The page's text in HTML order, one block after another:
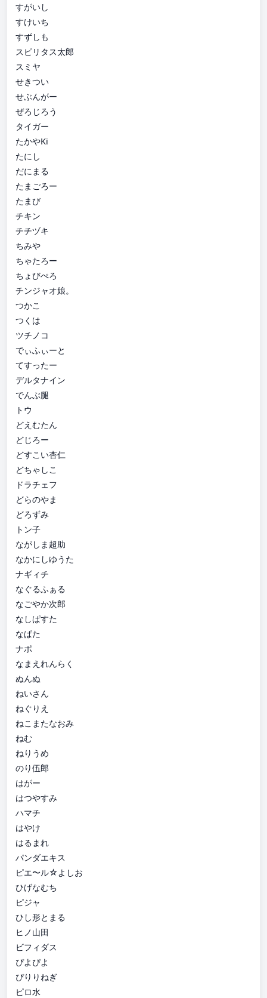
すがいし
すけいち
すずしも
スピリタス太郎
スミヤ
せきつい
せぶんがー
ぜろじろう
タイガー
たかやKi
たにし
だにまる
たまごろー
たまび
チキン
チチヅキ
ちみや
ちゃたろー
ちょびぺろ
チンジャオ娘。
つかこ
つくは
ツチノコ
でぃふぃーと
てすったー
デルタナイン
でんぶ腿
トウ
どえむたん
どじろー
どすこい杏仁
どちゃしこ
ドラチェフ
どらのやま
どろずみ
トン子
ながしま超助
なかにしゆうた
ナギィチ
なぐるふぁる
なごやか次郎
なしぱすた
なぱた
ナポ
なまえれんらく
ぬんぬ
ねいさん
ねぐりえ
ねこまたなおみ
ねむ
ねりうめ
のり伍郎
はがー
はつやすみ
ハマチ
はやけ
はるまれ
パンダエキス
ピエ〜ル☆よしお
ひげなむち
ピジャ
ひし形とまる
ヒノ山田
ビフィダス
ぴよぴよ
ぴりりねぎ
ピロ水